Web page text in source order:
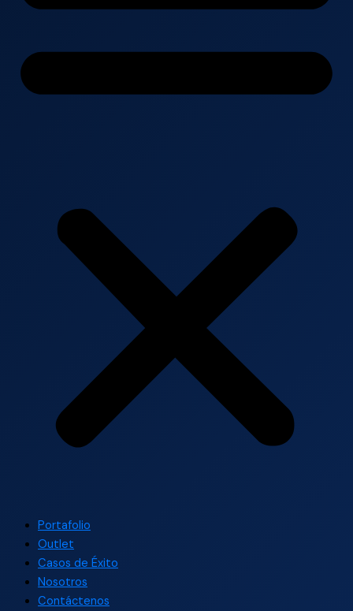
Portafolio
Outlet
Casos de Éxito
Nosotros
Contáctenos